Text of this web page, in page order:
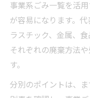
事業系ごみ一覧を活
が容易になります。
ラスチック、金属、
それぞれの廃棄方法
す。
分別のポイントは、